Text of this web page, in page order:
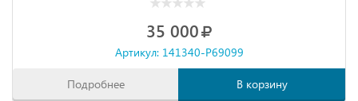
35 000
Артикул: 141340-P69099
Подробнее В корзину